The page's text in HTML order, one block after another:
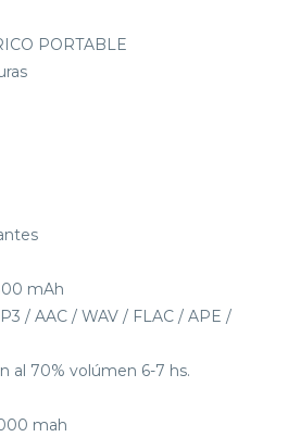
PORTABLE
mAh
/ AAC / WAV / FLAC / APE /
al 70% volúmen 6-7 hs.
mah